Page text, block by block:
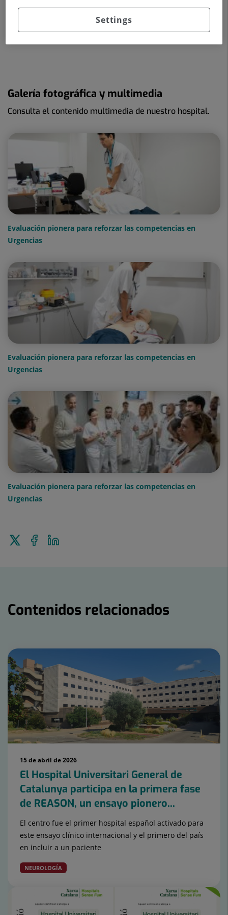
En esta primera edición han participado 28 profesionales del
Servicio de Urgencias, que recibirán la certificación oficial de
Galería fotográfica y multimedia
Consulta el contenido multimedia de nuestro hospital.
Evaluación pionera para reforzar las competencias en
Urgencias
Evaluación pionera para reforzar las competencias en
Urgencias
Evaluación pionera para reforzar las competencias en
Urgencias
Enviar
Compartir
en
Contenidos relacionados
15 de abril de 2026
El Hospital Universitari General de
Catalunya participa en la primera fase
de REASON, un ensayo pionero...
El centro fue el primer hospital español activado para
este ensayo clínico internacional y el primero del país
en incluir a un paciente
NEUROLOGÍA
Settings